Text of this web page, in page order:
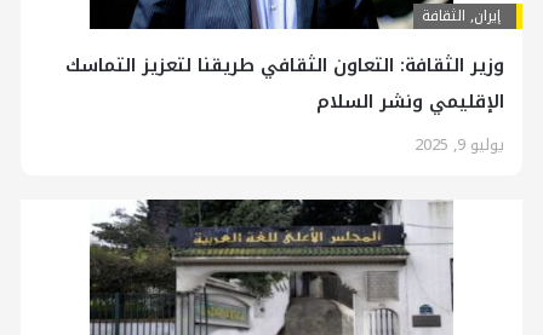
إيران, الثقافة
وزير الثقافة: التعاون الثقافي طريقنا لتعزيز التماسك
الإقليمي ونشر السلام
يوليو 9, 2025